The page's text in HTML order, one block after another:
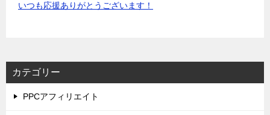
いつも応援ありがとうございます！
カテゴリー
PPCアフィリエイト